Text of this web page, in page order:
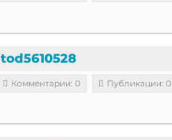
tod5610528
Комментарии: 0 Публикации: 0